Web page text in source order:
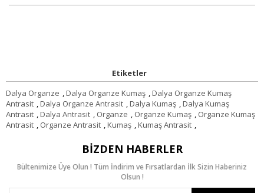
Etiketler
Dalya Organze ,Dalya Organze Kumaş ,Dalya Organze Kumaş
Antrasit ,Dalya Organze Antrasit ,Dalya Kumaş ,Dalya Kumaş
Antrasit ,Dalya Antrasit , Organze , Organze Kumaş , Organze Kumaş
Antrasit , Organze Antrasit ,Kumaş ,Kumaş Antrasit ,
BIZDEN HABERLER
Bültenimize Üye Olun ! Tüm İndirim ve Fırsatlardan İlk Sizin Haberiniz
Olsun !